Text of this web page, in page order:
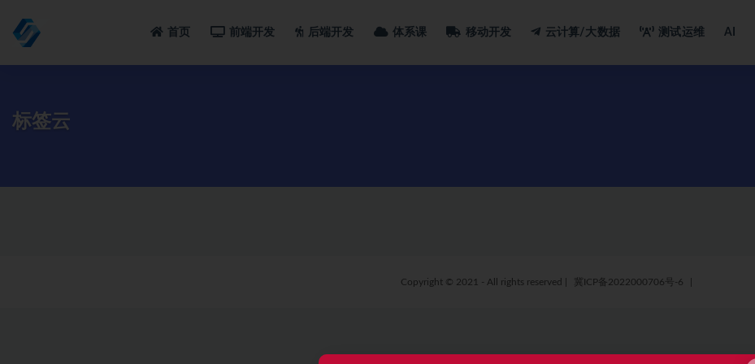
首页 前端开发 后端开发 体系课 移动开发 云计算/大数据 测试运维 AI
标签云
Copyright © 2021 - All rights reserved 冀ICP备2022000706号-6